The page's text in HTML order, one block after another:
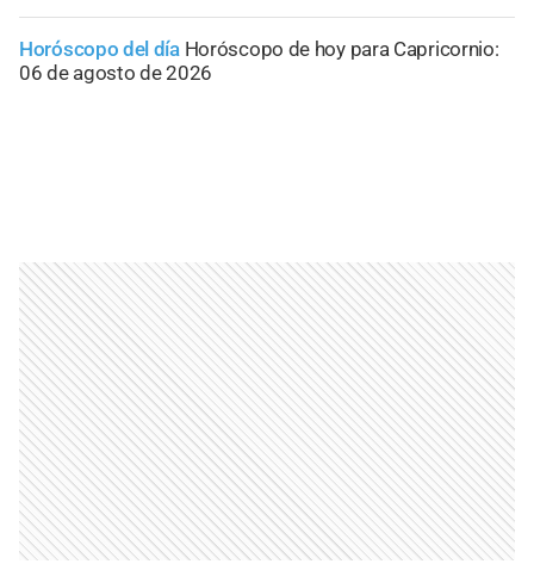
Horóscopo del día Horóscopo de hoy para Capricornio:
06 de agosto de 2026